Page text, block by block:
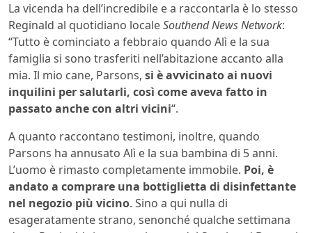
La vicenda ha dell’incredibile e a raccontarla è lo stesso
Reginald al quotidiano localeSouthend News Network:
“Tutto è cominciato a febbraio quando Alì e la sua
famiglia si sono trasferiti nell’abitazione accanto alla
mia. Il mio cane, Parsons, si è avvicinato ai nuovi
inquilini per salutarli, così come aveva fatto in
passato anche con altri vicini“.
A quanto raccontano testimoni, inoltre, quando
Parsons ha annusato Alì e la sua bambina di 5 anni.
L’uomo è rimasto completamente immobile. Poi, è
andato a comprare una bottiglietta di disinfettante
nel negozio più vicino. Sino a qui nulla di
esageratamente strano, senonché qualche settimana